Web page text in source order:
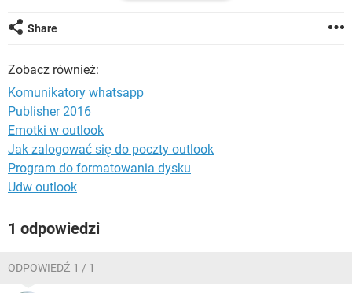
opatrunku na następny rok. Z tego, co mogę powiedzieć,
pakiet Office 2016 jest zgodny z systemem Windows 7 i
jednocześnie nie zmuszając nas do wydawania
ekstrawaganckiej kwoty na aktualizacje komputerów, które
możemy wymienić za rok.
Microsoft naprawdę naciska na 365, więc jestem ciekawy,
czy na razie jest jeszcze możliwe uaktualnienie do wersji
2016?
Share
Zobacz również:
Komunikatory whatsapp
Publisher 2016
Emotki w outlook
Jak zalogować się do poczty outlook
Program do formatowania dysku
Udw outlook
1 odpowiedzi
ODPOWIEDŹ 1 / 1